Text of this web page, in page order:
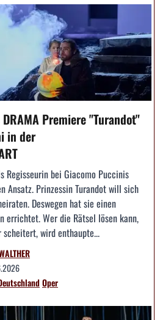
DRAMA Premiere "Turandot"
in der
Regisseurin bei Giacomo Puccinis
Ansatz. Prinzessin Turandot will sich
Deswegen hat sie einen
errichtet. Wer die Rätsel lösen kann,
scheitert, wird enthaupte...
Oper